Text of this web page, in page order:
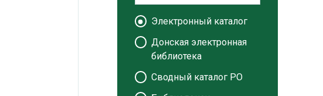
Электронный каталог
Донская электронная
библиотека
Сводный каталог РО